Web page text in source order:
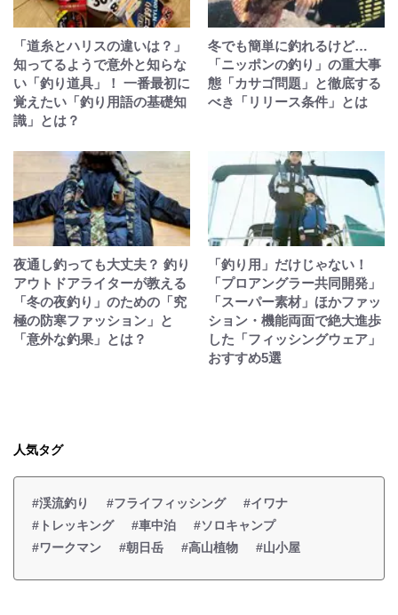
「道糸とハリスの違いは？」
知ってるようで意外と知らな
い「釣り道具」！ 一番最初に
覚えたい「釣り用語の基礎知
識」とは？
冬でも簡単に釣れるけど…
「ニッポンの釣り」の重大事
態「カサゴ問題」と徹底する
べき「リリース条件」とは
夜通し釣っても大丈夫？ 釣り
アウトドアライターが教える
「冬の夜釣り」のための「究
極の防寒ファッション」と
「意外な釣果」とは？
「釣り用」だけじゃない！
「プロアングラー共同開発」
「スーパー素材」ほかファッ
ション・機能両面で絶大進歩
した「フィッシングウェア」
おすすめ5選
人気タグ
#渓流釣り #フライフィッシング
#イワナ
#トレッキング
#車中泊
#ソロキャンプ
#ワークマン
#朝日岳 #高山植物 #山小屋